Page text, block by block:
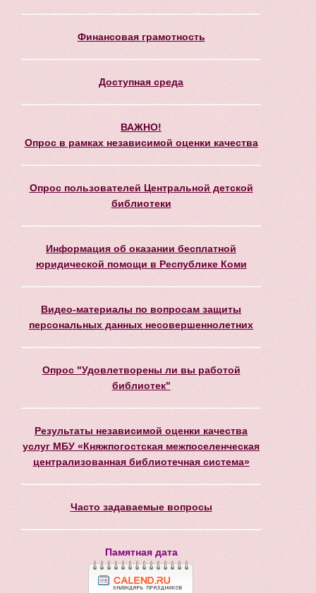
Финансовая грамотность
Доступная среда
ВАЖНО!
Опрос в рамках независимой оценки качества
Опрос пользователей Центральной детской
библиотеки
Информация об оказании бесплатной
юридической помощи в Республике Коми
Видео-материалы по вопросам защиты
персональных данных несовершеннолетних
Опрос "Удовлетворены ли вы работой
библиотек"
Результаты независимой оценки качества
услуг МБУ «Княжпогостская межпоселенческая
централизованная библиотечная система»
Часто задаваемые вопросы
Памятная дата